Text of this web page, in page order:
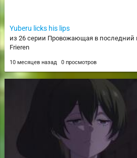
Yuberu licks his lips
из 26 серии Провожающая в последний
Frieren
10 месяцев назад 0 просмотров